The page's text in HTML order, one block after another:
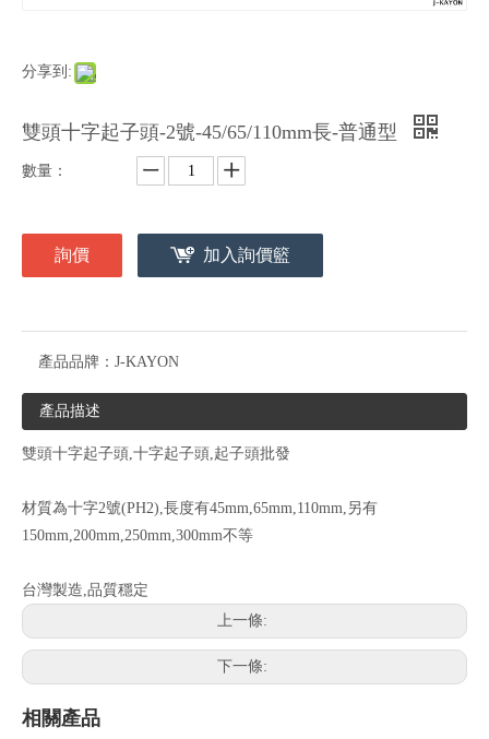
分享到:
雙頭十字起子頭-2號-45/65/110mm長-普通型
數量：
詢價 加入詢價籃
產品品牌： J-KAYON
產品描述
雙頭十字起子頭,十字起子頭,起子頭批發
材質為十字2號(PH2),長度有45mm,65mm,110mm,另有
150mm,200mm,250mm,300mm不等
台灣製造,品質穩定
上一條:
下一條:
相關產品